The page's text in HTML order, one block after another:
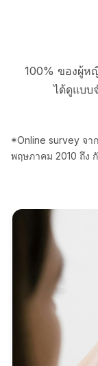
100% ของผู้ห
ได้ดูแบบ
*Online survey จา
พฤษภาคม 2010 ถึง